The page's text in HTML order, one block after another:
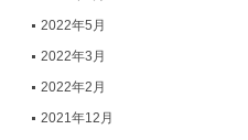
2022年5月
2022年3月
2022年2月
2021年12月